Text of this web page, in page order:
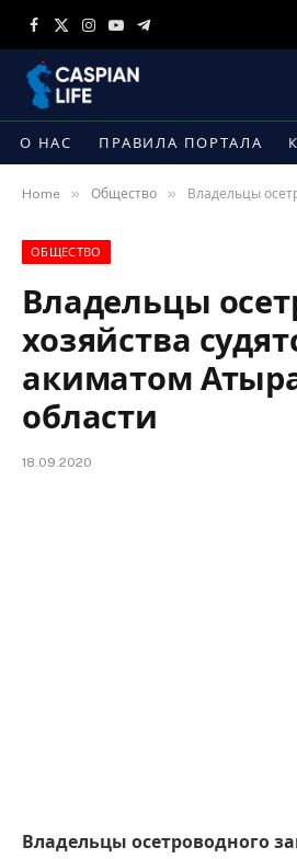
Facebook
X
Instagram
YouTubeTelegram
О НАС ПРАВИЛА ПОРТАЛА
Home » Общество » Владельцы осетрового
ОБЩЕСТВО
Владельцы
хозяйства
акиматом
области
18.09.2020
Владельцы осетроводного